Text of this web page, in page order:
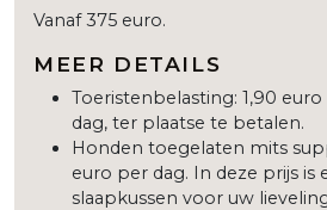
Vanaf 375 euro.
MEER DETAILS
Toeristenbelasting: 1,90
dag, ter plaatse te betalen.
Honden toegelaten mits
euro per dag. In deze prijs
slaapkussen voor uw